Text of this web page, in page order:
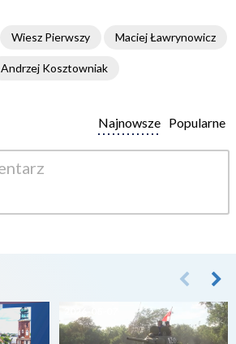
Wiesz Pierwszy Maciej Ławrynowicz
Andrzej Kosztowniak
Popularne
Najnowsze